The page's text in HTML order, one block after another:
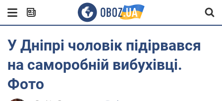
У Дніпрі чоловік підірвався
на саморобній вибухівці.
Фото